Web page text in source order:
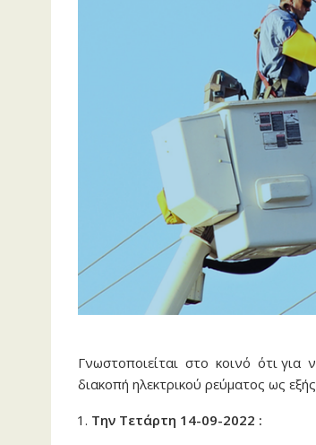
Γνωστοποιείται στο κοινό ότι για
διακοπή ηλεκτρικού ρεύματος ως
Την Τετάρτη 14-09-2022 :